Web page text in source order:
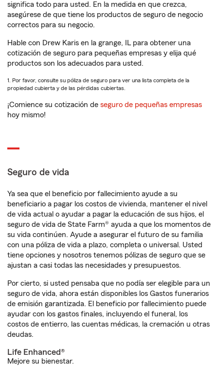
significa todo para usted. En la medida en que crezca,
asegúrese de que tiene los productos de seguro de negocio
correctos para su negocio.
Hable con Drew Karis en la grange, IL para obtener una
cotización de seguro para pequeñas empresas y elija qué
productos son los adecuados para usted.
1. Por favor, consulte su póliza de seguro para ver una lista completa de la
propiedad cubierta y de las pérdidas cubiertas.
¡Comience su cotización de seguro de pequeñas empresas
hoy mismo!
Seguro de vida
Ya sea que el beneficio por fallecimiento ayude a su
beneficiario a pagar los costos de vivienda, mantener el nivel
de vida actual o ayudar a pagar la educación de sus hijos, el
seguro de vida de State Farm® ayuda a que los momentos de
su vida continúen. Ayude a asegurar el futuro de su familia
con una póliza de vida a plazo, completa o universal. Usted
tiene opciones y nosotros tenemos pólizas de seguro que se
ajustan a casi todas las necesidades y presupuestos.
Por cierto, si usted pensaba que no podía ser elegible para un
seguro de vida, ahora están disponibles los Gastos funerarios
de emisión garantizada. El beneficio por fallecimiento puede
ayudar con los gastos finales, incluyendo el funeral, los
costos de entierro, las cuentas médicas, la cremación u otras
deudas.
Life Enhanced®
Mejore su bienestar.